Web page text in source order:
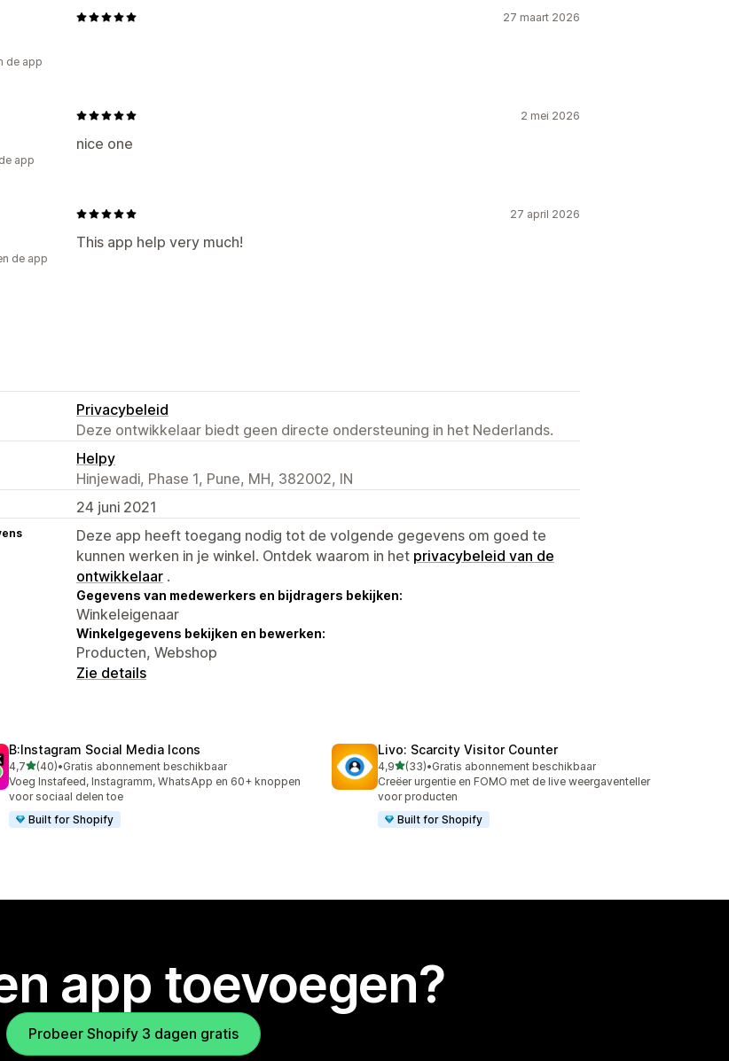
27 maart 2026
de app
2 mei 2026
nice one
app
27 april 2026
This app help very much!
de app
Privacybeleid
Deze ontwikkelaar biedt geen directe ondersteuning in het Nederlands.
Helpy
Hinjewadi, Phase 1, Pune, MH, 382002, IN
24 juni 2021
Deze app heeft toegang nodig tot de volgende gegevens om goed te
kunnen werken in je winkel. Ontdek waarom in het privacybeleid van de
ontwikkelaar .
Gegevens van medewerkers en bijdragers bekijken:
Winkeleigenaar
Winkelgegevens bekijken en bewerken:
Producten, Webshop
Zie details
B:Instagram Social Media Icons
4,7van 5 sterren
(40)
40 recensies in totaal
•Gratis abonnement beschikbaar
Voeg Instafeed, Instagramm, WhatsApp en 60+ knoppen
voor sociaal delen toe
Built for Shopify
Livo: Scarcity Visitor Counter
4,9van 5 sterren
(33)
33 recensies in totaal
•Gratis abonnement beschikbaar
Creëer urgentie en FOMO met de live weergaventeller
voor producten
Built for Shopify
app toevoegen?
Probeer Shopify 3 dagen gratis